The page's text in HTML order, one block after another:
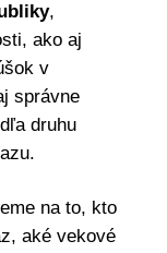
,
ako aj
v
správne
druhu
na to, kto
aké vekové